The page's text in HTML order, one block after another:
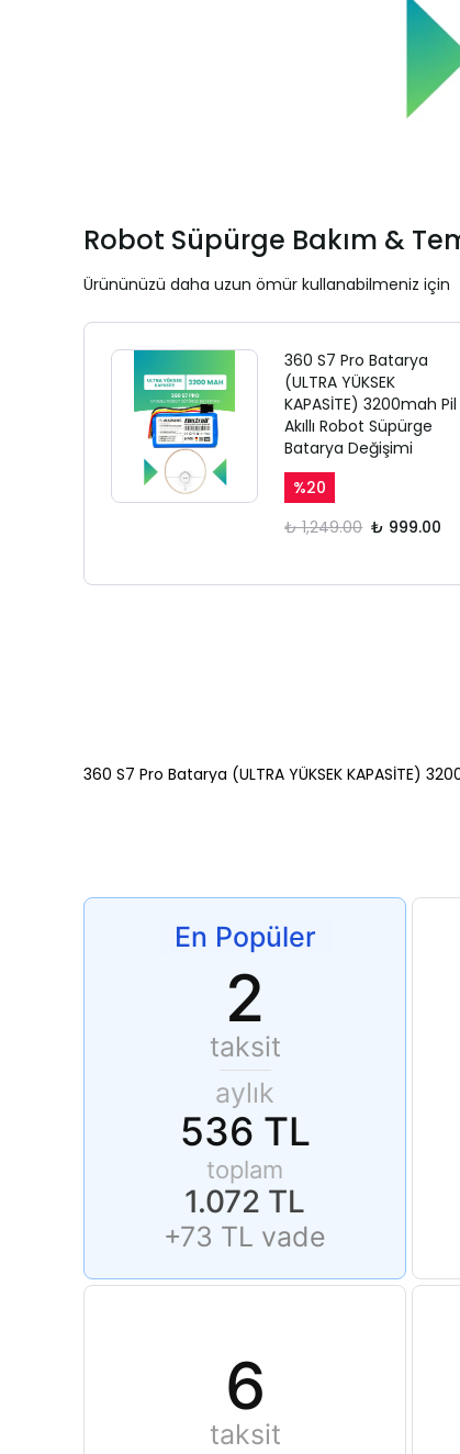
Robot Süpürge Bakım &
Ürününüzü daha uzun ömür kullanabilmeniz için
360 S7 Pro Batarya
(ULTRA YÜKSEK
KAPASİTE) 3200mah Pil
Akıllı Robot Süpürge
Batarya Değişimi
%20
₺ 1,249.00 ₺ 999.00
360 S7 Pro Batarya (ULTRA YÜKSEK KAPASİTE)
En Popüler
2
taksit
aylık
536 TL
toplam
1.072 TL
+73 TL vade
6
taksit